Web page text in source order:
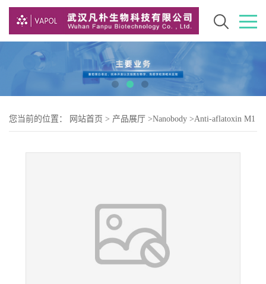
您当前的位置： 网站首页 > 产品展厅 >Nanobody >Anti-aflatoxin M1